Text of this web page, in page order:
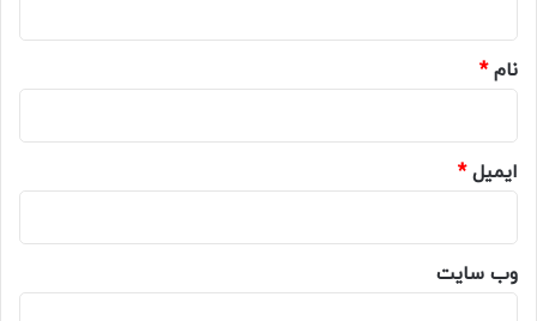
نام*
ایمیل*
وب‌ سایت